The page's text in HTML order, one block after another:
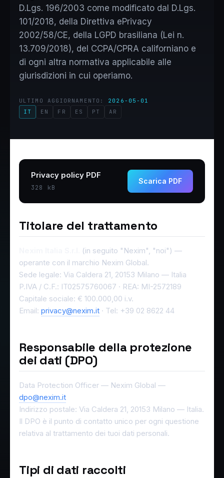
D.Lgs. 196/2003 come modificato dal D.Lgs.
101/2018, della Direttiva ePrivacy
2002/58/CE, della LGPD brasiliana (Lei n.
13.709/2018), del CCPA/CPRA californiano e
di ogni altra normativa applicabile alle
giurisdizioni in cui operiamo.
ULTIMO AGGIORNAMENTO: 2026-05-01
IT
EN FR ES PT AR
Privacy policy PDF
328 kB
Scarica PDF
Titolare del trattamento
(in seguito "Nexim", "noi") —
operante con il marchio Nexim Global.
Sede legale: Via Caldera 21, 20153 Milano — Italia
P.IVA / C.F.: IT02575760067 · REA: MI-2572189
Capitale sociale: € 100.000,00 i.v.
Email: privacy@nexim.it · Tel: +39 02 8622 44
Responsabile della protezione
dei dati (DPO)
Data Protection Officer — Nexim Global —
dpo@nexim.it
Indirizzo postale: Via Caldera 21, 20153 Milano — Italia.
Il DPO è il punto di contatto unico per ogni questione
relativa al trattamento dei tuoi dati personali.
Tipi di dati raccolti